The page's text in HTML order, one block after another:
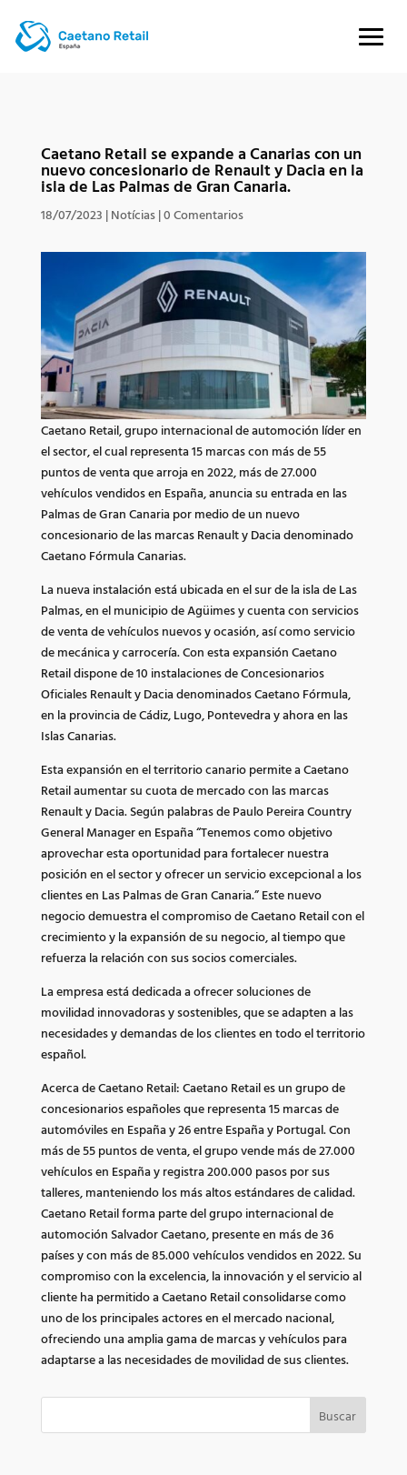
Caetano Retail se expande a Canarias con un
nuevo concesionario de Renault y Dacia en la
isla de Las Palmas de Gran Canaria.
18/07/2023 |Notícias|0 Comentarios
Caetano Retail, grupo internacional de automoción líder en
el sector, el cual representa 15 marcas con más de 55
puntos de venta que arroja en 2022, más de 27.000
vehículos vendidos en España, anuncia su entrada en las
Palmas de Gran Canaria por medio de un nuevo
concesionario de las marcas Renault y Dacia denominado
Caetano Fórmula Canarias.
La nueva instalación está ubicada en el sur de la isla de Las
Palmas, en el municipio de Agüimes y cuenta con servicios
de venta de vehículos nuevos y ocasión, así como servicio
de mecánica y carrocería. Con esta expansión Caetano
Retail dispone de 10 instalaciones de Concesionarios
Oficiales Renault y Dacia denominados Caetano Fórmula,
en la provincia de Cádiz, Lugo, Pontevedra y ahora en las
Islas Canarias.
Esta expansión en el territorio canario permite a Caetano
Retail aumentar su cuota de mercado con las marcas
Renault y Dacia. Según palabras de Paulo Pereira Country
General Manager en España “Tenemos como objetivo
aprovechar esta oportunidad para fortalecer nuestra
posición en el sector y ofrecer un servicio excepcional a los
clientes en Las Palmas de Gran Canaria.” Este nuevo
negocio demuestra el compromiso de Caetano Retail con el
crecimiento y la expansión de su negocio, al tiempo que
refuerza la relación con sus socios comerciales.
La empresa está dedicada a ofrecer soluciones de
movilidad innovadoras y sostenibles, que se adapten a las
necesidades y demandas de los clientes en todo el territorio
español.
Acerca de Caetano Retail: Caetano Retail es un grupo de
concesionarios españoles que representa 15 marcas de
automóviles en España y 26 entre España y Portugal. Con
más de 55 puntos de venta, el grupo vende más de 27.000
vehículos en España y registra 200.000 pasos por sus
talleres, manteniendo los más altos estándares de calidad.
Caetano Retail forma parte del grupo internacional de
automoción Salvador Caetano, presente en más de 36
países y con más de 85.000 vehículos vendidos en 2022. Su
compromiso con la excelencia, la innovación y el servicio al
cliente ha permitido a Caetano Retail consolidarse como
uno de los principales actores en el mercado nacional,
ofreciendo una amplia gama de marcas y vehículos para
adaptarse a las necesidades de movilidad de sus clientes.
Buscar